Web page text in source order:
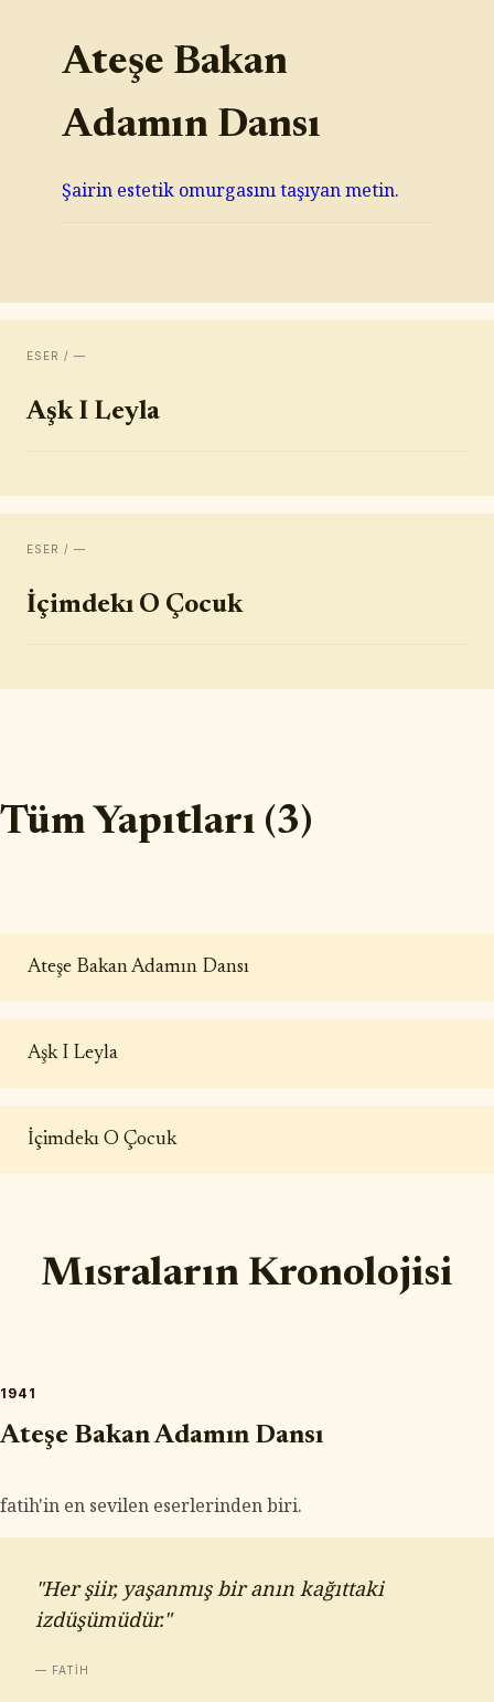
Ateşe Bakan
Adamın Dansı
Şairin estetik omurgasını taşıyan metin.
ESER / —
Aşk I Leyla
ESER / —
İçimdekı O Çocuk
Tüm Yapıtları (3)
Ateşe Bakan Adamın Dansı
Aşk I Leyla
İçimdekı O Çocuk
Mısraların Kronolojisi
1941
Ateşe Bakan Adamın Dansı
fatih'in en sevilen eserlerinden biri.
"Her şiir, yaşanmış bir anın kağıttaki
izdüşümüdür."
— FATIH